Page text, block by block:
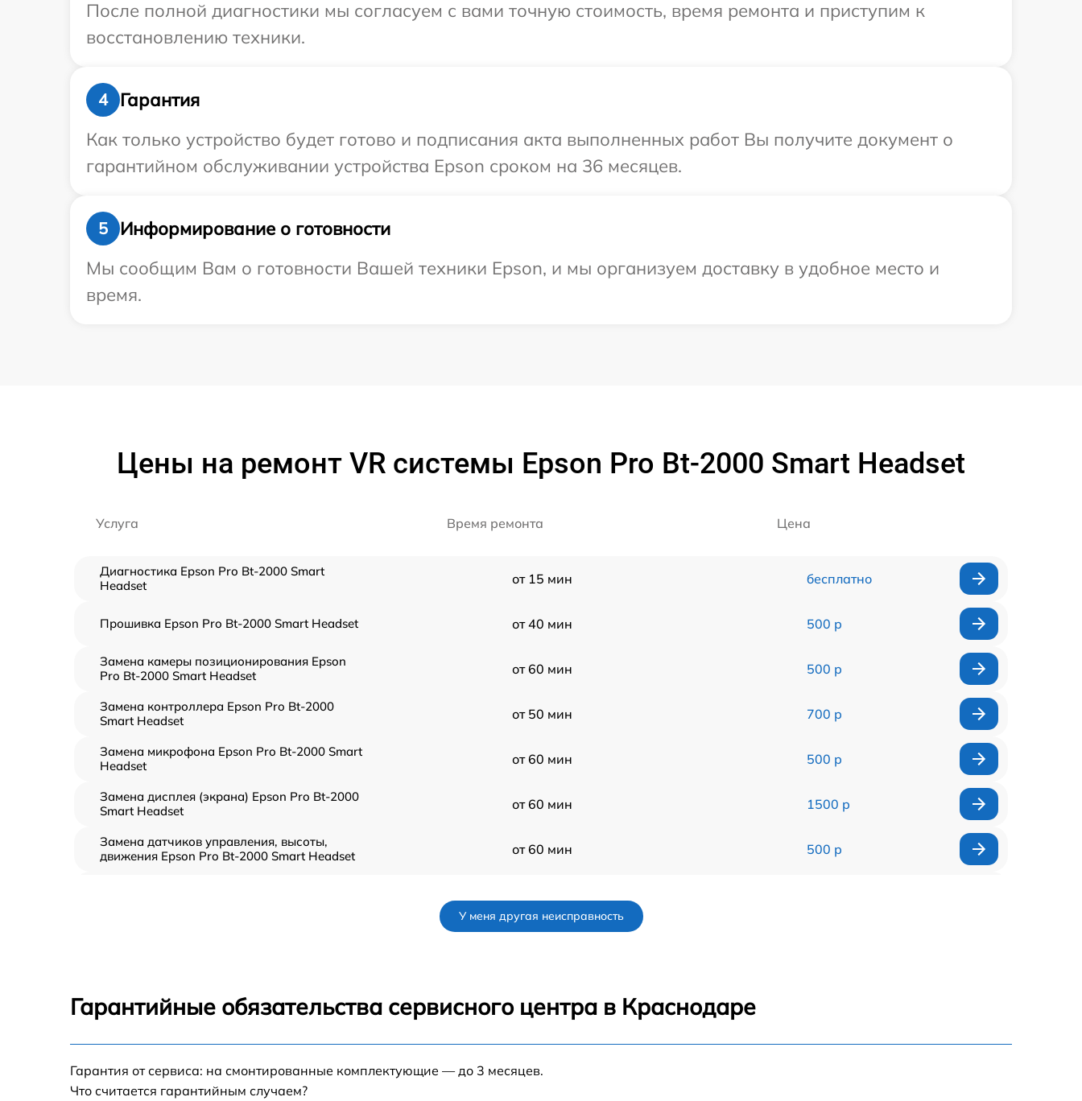
После полной диагностики мы согласуем с вами точную стоимость, время ремонта и приступим к
восстановлению техники.
4
Гарантия
Как только устройство будет готово и подписания акта выполненных работ Вы получите документ о
гарантийном обслуживании устройства Epson сроком на 36 месяцев.
5
Информирование о готовности
Мы сообщим Вам о готовности Вашей техники Epson, и мы организуем доставку в удобное место и
время.
Цены на ремонт VR системы Epson Pro Bt-2000 Smart Headset
Услуга Время ремонта Цена
Диагностика Epson Pro Bt-2000 Smart
Headset
от 15 мин бесплатно
Прошивка Epson Pro Bt-2000 Smart Headset от 40 мин 500 р
Замена камеры позиционирования Epson
Pro Bt-2000 Smart Headset
от 60 мин 500 р
Замена контроллера Epson Pro Bt-2000
Smart Headset
от 50 мин 700 р
Замена микрофона Epson Pro Bt-2000 Smart
Headset
от 60 мин 500 р
Замена дисплея (экрана) Epson Pro Bt-2000
Smart Headset
от 60 мин 1500 р
Замена датчиков управления, высоты,
движения Epson Pro Bt-2000 Smart Headset
от 60 мин 500 р
Headset
Epson Pro Bt-2000 Smart Headset
от 60 мин 500 р
Ремонт GPS-модуля Epson Pro Bt-2000 Smart
Headset
У меня другая неисправность
Гарантийные обязательства сервисного центра в Краснодаре
Гарантия от сервиса: на смонтированные комплектующие — до 3 месяцев.
Что считается гарантийным случаем?